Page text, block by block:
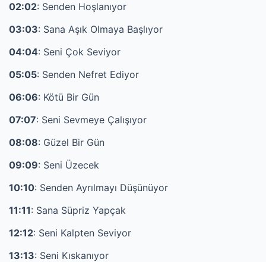
02:02: Senden Hoşlanıyor
03:03: Sana Aşık Olmaya Başlıyor
04:04: Seni Çok Seviyor
05:05: Senden Nefret Ediyor
06:06: Kötü Bir Gün
07:07: Seni Sevmeye Çalışıyor
08:08: Güzel Bir Gün
09:09: Seni Üzecek
10:10: Senden Ayrılmayı Düşünüyor
11:11: Sana Süpriz Yapçak
12:12: Seni Kalpten Seviyor
13:13: Seni Kıskanıyor